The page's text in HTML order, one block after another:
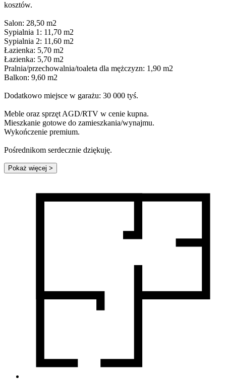
kosztów.
Salon: 28,50 m2
Sypialnia 1: 11,70 m2
Sypialnia 2: 11,60 m2
Łazienka: 5,70 m2
Łazienka: 5,70 m2
Pralnia/przechowalnia/toaleta dla mężczyzn: 1,90 m2
Balkon: 9,60 m2
Dodatkowo miejsce w garażu: 30 000 tyś.
Meble oraz sprzęt AGD/RTV w cenie kupna.
Mieszkanie gotowe do zamieszkania/wynajmu.
Wykończenie premium.
Pośrednikom serdecznie dziękuję.
Pokaż więcej >